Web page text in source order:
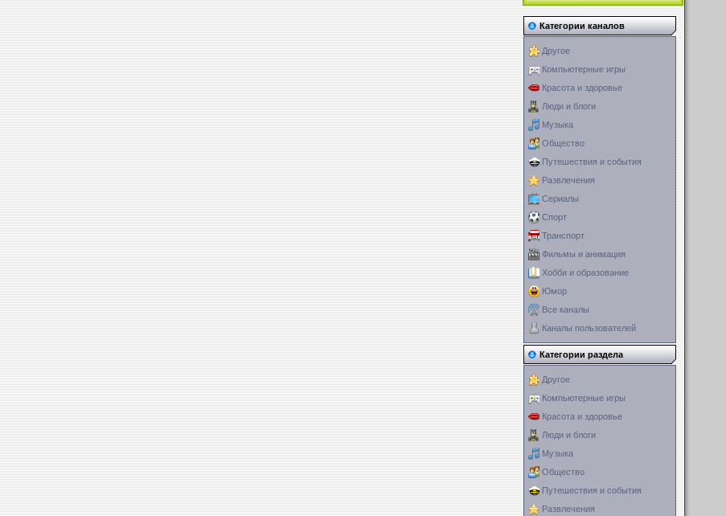
Категории каналов
Другое
Компьютерные игры
Красота и здоровье
Люди и блоги
Музыка
Общество
Путешествия и события
Развлечения
Сериалы
Спорт
Транспорт
Фильмы и анимация
Хобби и образование
Юмор
Все каналы
Каналы пользователей
Категории раздела
Другое
Компьютерные игры
Красота и здоровье
Люди и блоги
Музыка
Общество
Путешествия и события
Развлечения